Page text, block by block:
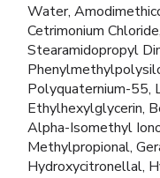
Water,
Cetrimonium
Stearamidopropyl
Polyquaternium-55,
Ethylhexylglycerin,
Alpha-Isomethyl
Methylpropional,
Hydroxycitronellal,